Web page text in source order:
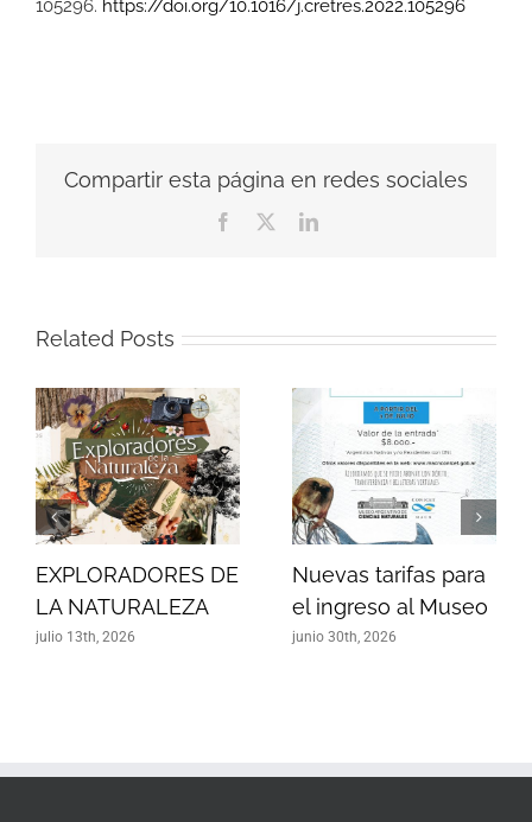
105296. https://doi.org/10.1016/j.cretres.2022.105296
Compartir esta página en redes sociales
Facebook LinkedIn
Related Posts
EXPLORADORES DE
LA NATURALEZA
julio 13th, 2026
Nuevas tarifas para
el ingreso al Museo
junio 30th, 2026